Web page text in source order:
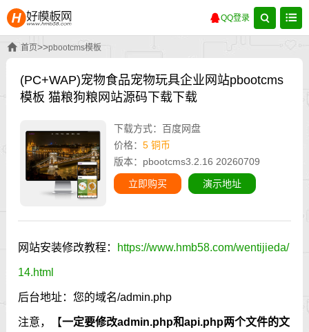
QQ登录
首页>>pbootcms模板
(PC+WAP)宠物食品宠物玩具企业网站pbootcms
模板 猫粮狗粮网站源码下载下载
下载方式：百度网盘
价格：5 铜币
版本：pbootcms3.2.16 20260709
立即购买
演示地址
网站安装修改教程： https://www.hmb58.com/wentijieda/
14.html
后台地址：您的域名/admin.php
注意，【一定要修改admin.php和api.php两个文件的文